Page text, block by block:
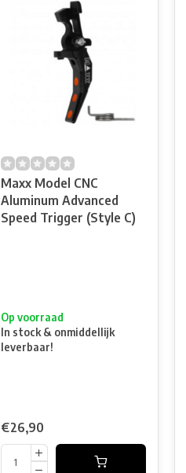
Maxx Model CNC
Aluminum Advanced
Speed Trigger (Style C)
Op voorraad
In stock & onmiddellijk
leverbaar!
€26,90